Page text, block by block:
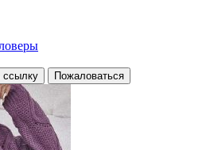
ссылку Пожаловаться